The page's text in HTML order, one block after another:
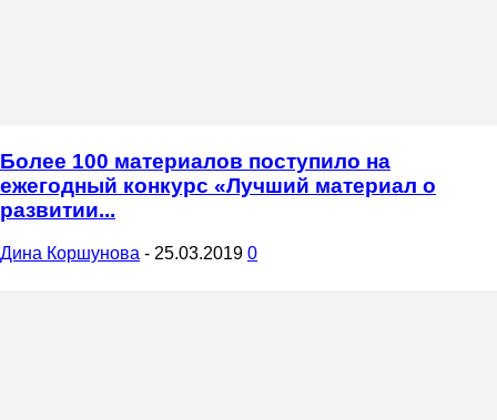
Более 100 материалов поступило на
ежегодный конкурс «Лучший материал о
развитии...
Дина Коршунова - 25.03.2019 0